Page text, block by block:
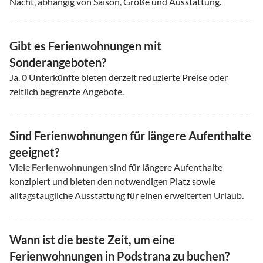
Gibt es Ferienwohnungen mit
Sonderangeboten?
Ja.0 Unterkünfte bieten derzeit reduzierte Preise oder
zeitlich begrenzte Angebote.
Sind Ferienwohnungen für längere Aufenthalte
geeignet?
Viele Ferienwohnungensind für längere Aufenthalte
konzipiert und bieten den notwendigen Platz sowie
alltagstaugliche Ausstattung für einen erweiterten Urlaub.
Wann ist die beste Zeit, um eine
Ferienwohnungen in Podstrana zu buchen?